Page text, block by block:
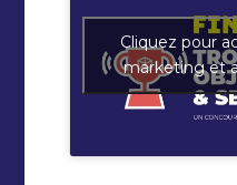
Cliquez pour
marketing et